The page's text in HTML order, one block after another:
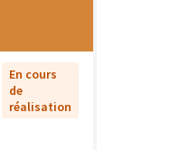
En cours
de
réalisation